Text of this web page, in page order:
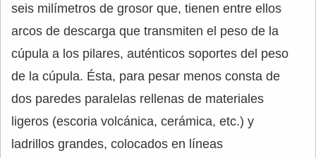
seis milímetros de grosor que, tienen entre ellos
arcos de descarga que transmiten el peso de la
cúpula a los pilares, auténticos soportes del peso
de la cúpula. Ésta, para pesar menos consta de
dos paredes paralelas rellenas de materiales
ligeros (escoria volcánica, cerámica, etc.) y
ladrillos grandes, colocados en líneas